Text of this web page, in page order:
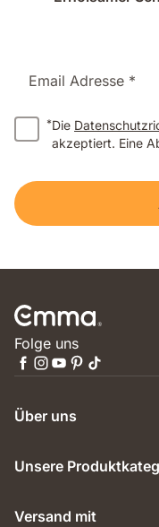
Email Adresse *
*Die
akzeptiert. Eine
Folge uns
Über uns
Unsere
Versand mit